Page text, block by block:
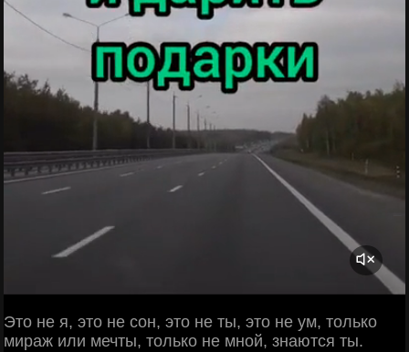
Это не я, это не сон, это не ты, это не ум, только
мираж или мечты, только не мной, знаются ты.